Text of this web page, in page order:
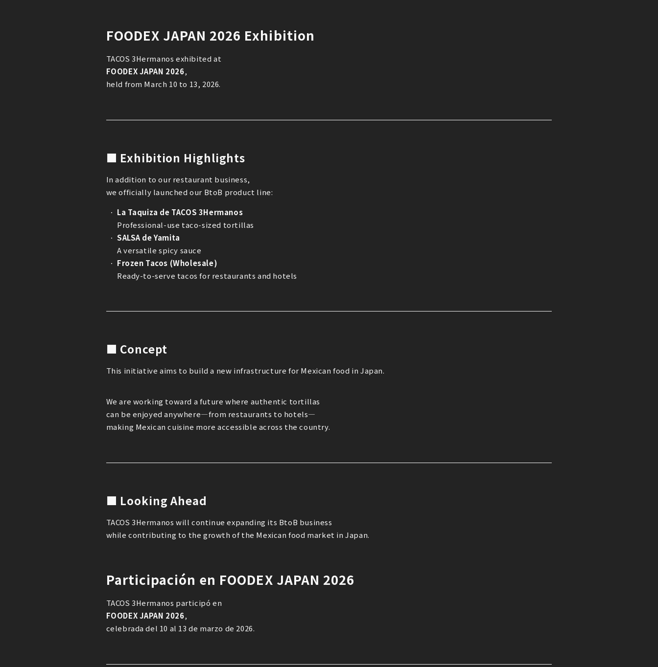
FOODEX JAPAN 2026 Exhibition
TACOS 3Hermanos exhibited at
FOODEX JAPAN 2026,
held from March 10 to 13, 2026.
■ Exhibition Highlights
In addition to our restaurant business,
we officially launched our BtoB product line:
La Taquiza de TACOS 3Hermanos
Professional-use taco-sized tortillas
SALSA de Yamita
A versatile spicy sauce
Frozen Tacos (Wholesale)
Ready-to-serve tacos for restaurants and hotels
■ Concept
This initiative aims to build a new infrastructure for Mexican food in Japan.
We are working toward a future where authentic tortillas
can be enjoyed anywhere—from restaurants to hotels—
making Mexican cuisine more accessible across the country.
■ Looking Ahead
TACOS 3Hermanos will continue expanding its BtoB business
while contributing to the growth of the Mexican food market in Japan.
Participación en FOODEX JAPAN 2026
TACOS 3Hermanos participó en
FOODEX JAPAN 2026,
celebrada del 10 al 13 de marzo de 2026.